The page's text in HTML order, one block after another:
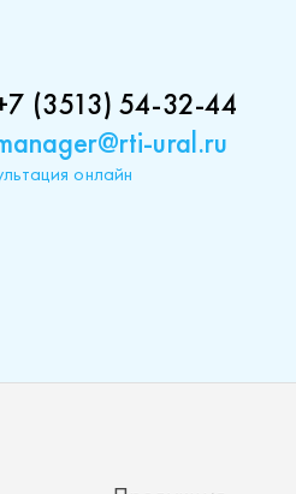
(3513) 54-32-44
ural.ru
онлайн